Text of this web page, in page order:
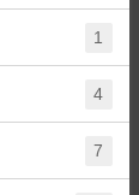
1
4
7